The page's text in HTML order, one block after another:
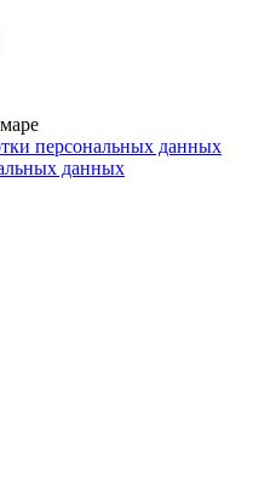
персональных данных
данных